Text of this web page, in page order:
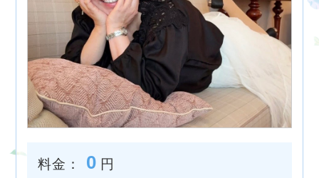
料金： 0 円